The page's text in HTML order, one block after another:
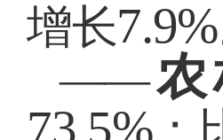
增长7.9%
——农
73.5%；